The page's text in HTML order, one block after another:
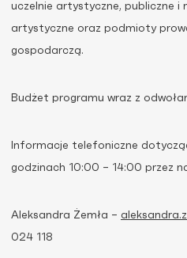
uczelnie artystyczne, publiczne i
artystyczne oraz podmioty
gospodarczą.
Budżet programu wraz z
Informacje telefoniczne
godzinach 10:00 – 14:00 przez
Aleksandra Żemła –
024 118